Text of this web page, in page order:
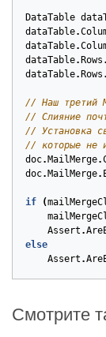
DataTable
dataTable.
dataTable.
dataTable. Rows .
dataTable. Rows .
// Наш третий
// Слияние
// Установка
// которые не
doc. MailMerge.
doc. MailMerge.
if (
Assert .
else
Assert .
Смотрите